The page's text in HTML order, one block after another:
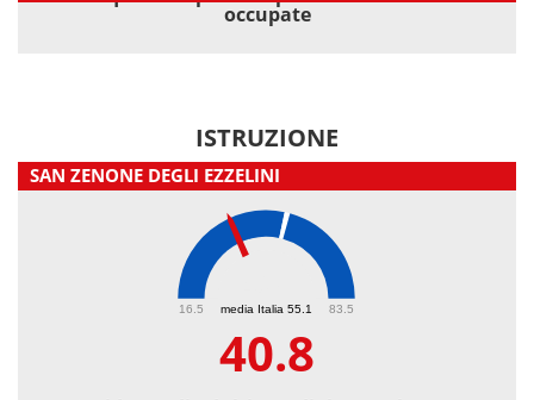
occupate
ISTRUZIONE
SAN ZENONE DEGLI EZZELINI
media Italia 55.1
16.5 83.5
40.8